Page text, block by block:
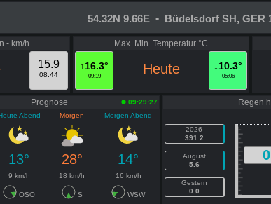
54.32N 9.66E • Büdelsdorf SH, GER
- km/h
15.9
08:44
Max. Min. Temperatur °C
↑16.3°
09:19
↓10.3°
05:06
Heute
Prognose
09:29:27
Abend Morgen Morgen Abend
13° 28° 14°
9 km/h 18 km/h 16 km/h
OSO S
WSW
Regen
2026
391.2
August
5.6
Gestern
0.0